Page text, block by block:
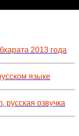
2013 года
языке
русская озвучка